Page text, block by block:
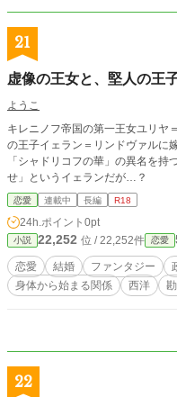
21
虚像の王女と、堅人の王
ようこ
キレニノフ帝国の第一王女ユリヤ
の王子イェラン＝リンドヴァルに
「シャドリコフの華」の異名を
せ」というイェランだが…？
恋愛 連載中 長編 R18
24h.ポイント 0pt
小説 22,252 位 / 22,252件 恋愛
恋愛 結婚 ファンタジー
身体から始まる関係
西洋
22